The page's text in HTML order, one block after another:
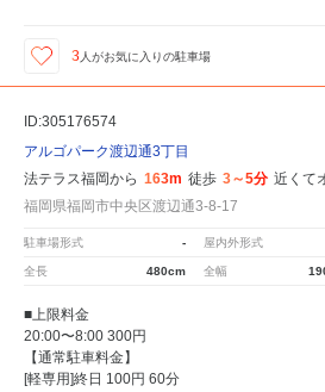
3 人がお気に入りの駐車場
ID:305176574
アルゴパーク渡辺通3丁目
法テラス福岡から 163m 徒歩 3～5分 近くて
福岡県福岡市中央区渡辺通3-8-17
駐車場形式 - 屋内外形式
全長 480cm 全幅
■上限料金
20:00〜8:00 300円
【通常駐車料金】
[軽専用]終日 100円 60分